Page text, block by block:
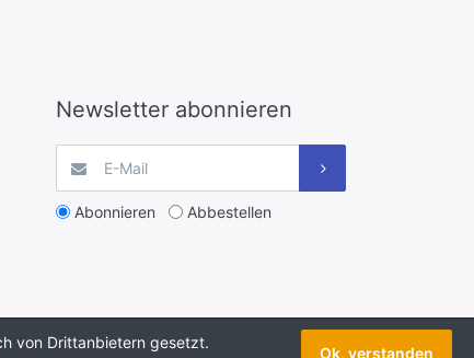
Newsletter abonnieren
Abonnieren Abbestellen
von Drittanbietern gesetzt.
Ok, verstanden